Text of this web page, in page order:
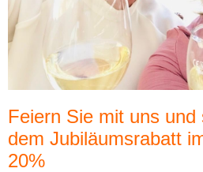
Feiern Sie mit uns
dem Jubiläumsrabatt
20%